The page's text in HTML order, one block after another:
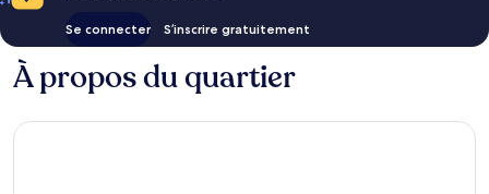
Se connecter S’inscrire gratuitement
À propos du quartier